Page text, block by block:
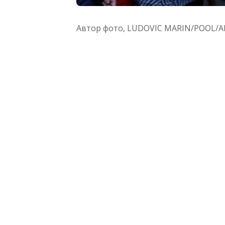
Автор фото, LUDOVIC MARIN/POOL/